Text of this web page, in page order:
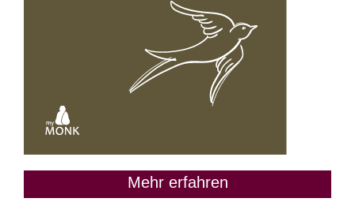
Mehr erfahren